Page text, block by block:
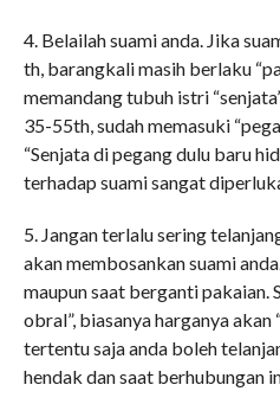
4. Belailah suami anda. Jika
th, barangkali masih berlaku
memandang tubuh istri
35-55th, sudah memasuki
“Senjata di pegang dulu baru
terhadap suami sangat
5. Jangan terlalu sering
akan membosankan suami
maupun saat berganti pakaian.
obral”, biasanya harganya akan
tertentu saja anda boleh
hendak dan saat berhubungan